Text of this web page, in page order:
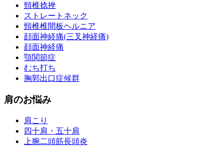
頸椎捻挫
ストレートネック
頸椎椎間板ヘルニア
顔面神経痛(三叉神経痛)
顔面神経痛
顎関節症
むち打ち
胸郭出口症候群
肩のお悩み
肩こり
四十肩・五十肩
上腕二頭筋長頭炎